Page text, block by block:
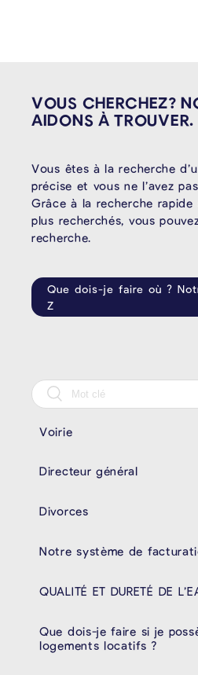
VOUS CHERCHEZ?
AIDONS ÀTROUVER.
Vous êtes à la recherche
précise et vous ne l’avez
Grâce à la recherche
plus recherchés, vous
recherche.
Que dois-je faire où ?
Z
Voirie
Directeur général
Divorces
Notre système de
QUALITÉ ET DURETÉ DE
Que dois-je faire si je
logements locatifs ?